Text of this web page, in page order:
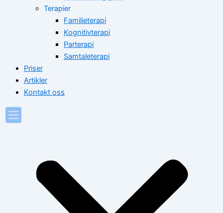
Terapier
Familieterapi
Kognitivterapi
Parterapi
Samtaleterapi
Priser
Artikler
Kontakt oss